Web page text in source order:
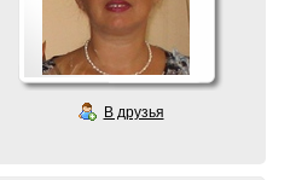
В друзья